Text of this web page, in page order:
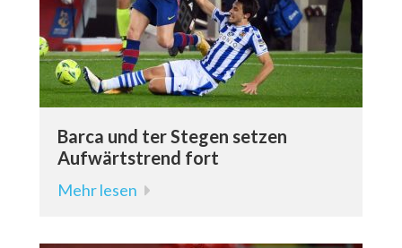
Barca und ter Stegen setzen
Aufwärtstrend fort
Mehr lesen